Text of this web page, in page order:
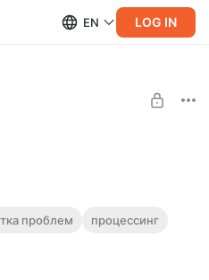
EN LOG IN
проблем
процессинг